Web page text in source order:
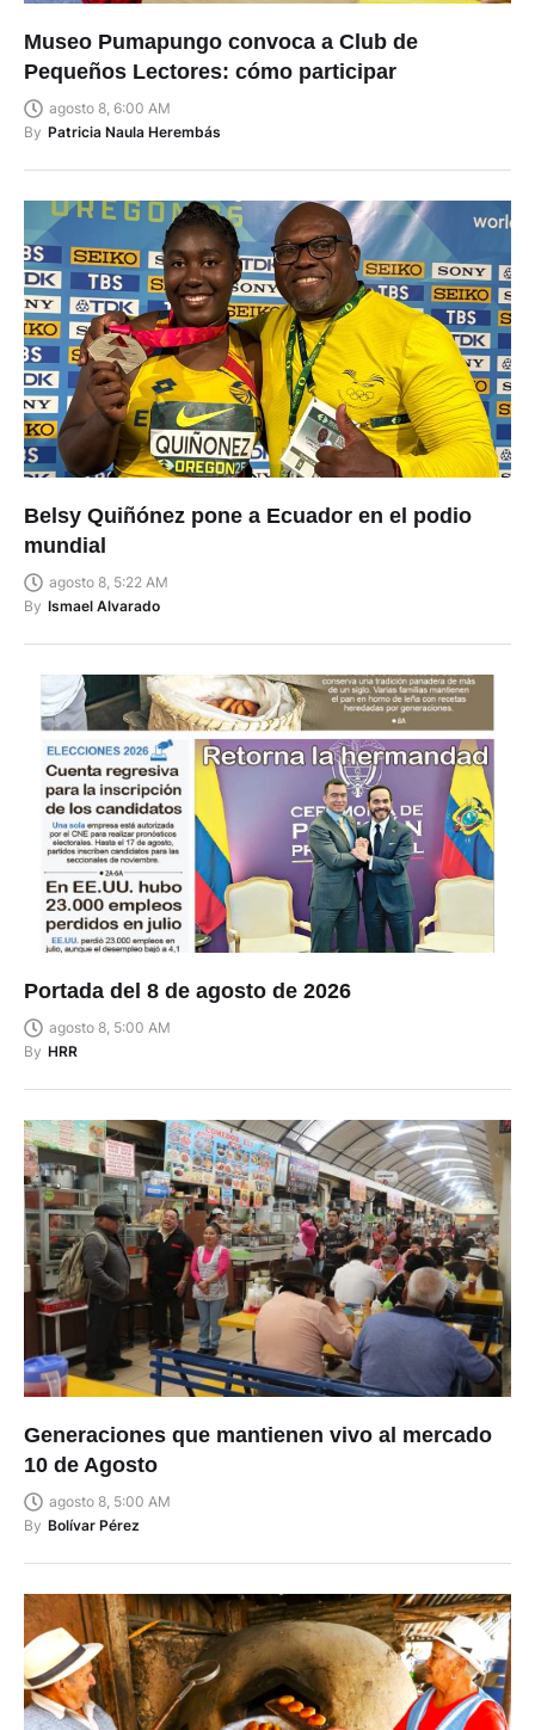
Museo Pumapungo convoca a Club de
Pequeños Lectores: cómo participar
agosto 8, 6:00 AM
By Patricia Naula Herembás
Belsy Quiñónez pone a Ecuador en el podio
mundial
agosto 8, 5:22 AM
By Ismael Alvarado
Portada del 8 de agosto de 2026
agosto 8, 5:00 AM
By HRR
Generaciones que mantienen vivo al mercado
10 de Agosto
agosto 8, 5:00 AM
By Bolívar Pérez